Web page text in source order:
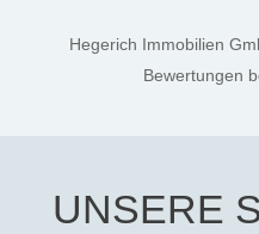
Hegerich Immobilien
Bewertungen
UNSERE